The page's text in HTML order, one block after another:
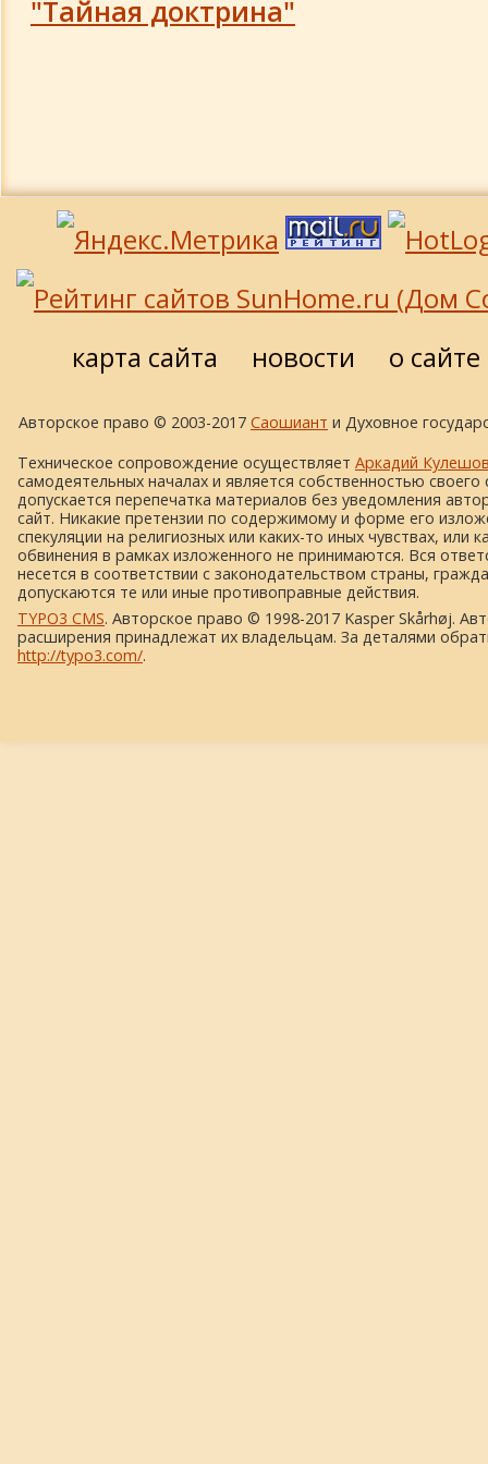
"Тайная доктрина"
карта сайта новости о сайте
Авторское право © 2003-2017 Саошиант и Духовное
Техническое сопровождение осуществляет Аркадий
самодеятельных началах и является собственностью своего
допускается перепечатка материалов без уведомления
сайт. Никакие претензии по содержимому и форме его
спекуляции на религиозных или каких-то иных чувствах, или
обвинения в рамках изложенного не принимаются. Вся
несется в соответствии с законодательством страны,
допускаются те или иные противоправные действия.
TYPO3 CMS. Авторское право © 1998-2017 Kasper Skårhøj.
расширения принадлежат их владельцам. За деталями
http://typo3.com/.